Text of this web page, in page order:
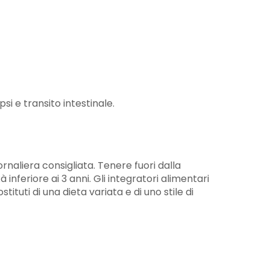
e transito intestinale.
consigliata. Tenere fuori dalla
inferiore ai 3 anni. Gli integratori alimentari
di una dieta variata e di uno stile di